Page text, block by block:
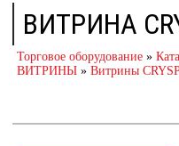
ВИТРИНА
Торговое оборудование »
ВИТРИНЫ » Витрины